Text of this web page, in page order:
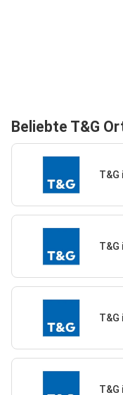
Beliebte T&G
T&G
T&G
T&G
T&G